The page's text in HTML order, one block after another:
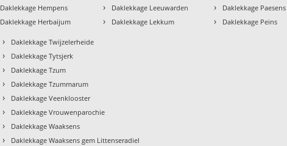
Daklekkage Hempens
Daklekkage Herbaijum
› Daklekkage Leeuwarden
› Daklekkage Lekkum
› Daklekkage Paesens
› Daklekkage Peins
› Daklekkage Twijzelerheide
› Daklekkage Tytsjerk
› Daklekkage Tzum
› Daklekkage Tzummarum
› Daklekkage Veenklooster
› Daklekkage Vrouwenparochie
› Daklekkage Waaksens
› Daklekkage Waaksens gem Littenseradiel